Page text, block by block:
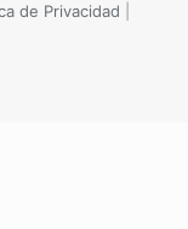
de Privacidad